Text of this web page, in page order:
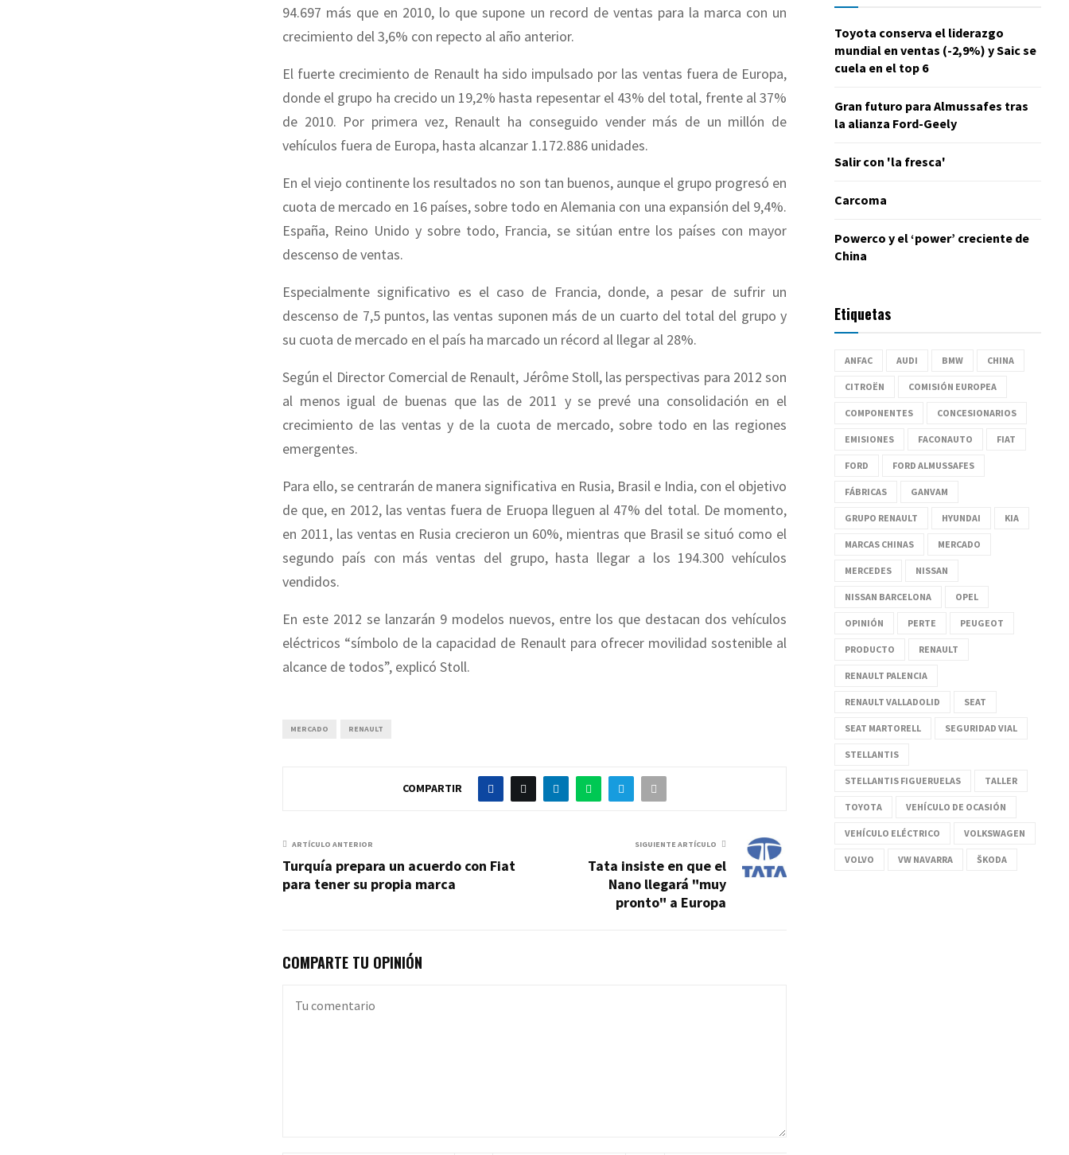
94.697 más que en 2010, lo que supone un record de ventas para la marca con un
crecimiento del 3,6% con repecto al año anterior.
El fuerte crecimiento de Renault ha sido impulsado por las ventas fuera de Europa,
donde el grupo ha crecido un 19,2% hasta repesentar el 43% del total, frente al 37%
de 2010. Por primera vez, Renault ha conseguido vender más de un millón de
vehículos fuera de Europa, hasta alcanzar 1.172.886 unidades.
En el viejo continente los resultados no son tan buenos, aunque el grupo progresó en
cuota de mercado en 16 países, sobre todo en Alemania con una expansión del 9,4%.
España, Reino Unido y sobre todo, Francia, se sitúan entre los países con mayor
descenso de ventas.
Especialmente significativo es el caso de Francia, donde, a pesar de sufrir un
descenso de 7,5 puntos, las ventas suponen más de un cuarto del total del grupo y
su cuota de mercado en el país ha marcado un récord al llegar al 28%.
Según el Director Comercial de Renault, Jérôme Stoll, las perspectivas para 2012 son
al menos igual de buenas que las de 2011 y se prevé una consolidación en el
crecimiento de las ventas y de la cuota de mercado, sobre todo en las regiones
emergentes.
Para ello, se centrarán de manera significativa en Rusia, Brasil e India, con el objetivo
de que, en 2012, las ventas fuera de Eruopa lleguen al 47% del total. De momento,
en 2011, las ventas en Rusia crecieron un 60%, mientras que Brasil se situó como el
segundo país con más ventas del grupo, hasta llegar a los 194.300 vehículos
vendidos.
En este 2012 se lanzarán 9 modelos nuevos, entre los que destacan dos vehículos
eléctricos “símbolo de la capacidad de Renault para ofrecer movilidad sostenible al
alcance de todos”, explicó Stoll.
MERCADO RENAULT
COMPARTIR
ARTÍCULO ANTERIOR
Turquía prepara un acuerdo con Fiat
para tener su propia marca
SIGUIENTE ARTÍCULO
Tata insiste en que el
Nano llegará "muy
pronto" a Europa
COMPARTE TU OPINIÓN
Toyota conserva el liderazgo
mundial en ventas (-2,9%) y Saic se
cuela en el top 6
Gran futuro para Almussafes tras
la alianza Ford-Geely
Salir con 'la fresca'
Carcoma
Powerco y el ‘power’ creciente de
China
Etiquetas
ANFAC AUDI BMW CHINA
CITROËN COMISIÓN EUROPEA
COMPONENTES CONCESIONARIOS
EMISIONES FACONAUTO FIAT
FORD FORD ALMUSSAFES
FÁBRICAS GANVAM
GRUPO RENAULT HYUNDAI KIA
MARCAS CHINAS MERCADO
MERCEDES NISSAN
NISSAN BARCELONA OPEL
OPINIÓN PERTE PEUGEOT
PRODUCTO RENAULT
RENAULT PALENCIA
RENAULT VALLADOLID SEAT
SEAT MARTORELL SEGURIDAD VIAL
STELLANTIS
STELLANTIS FIGUERUELAS TALLER
TOYOTA VEHÍCULO DE OCASIÓN
VEHÍCULO ELÉCTRICO VOLKSWAGEN
VOLVO VW NAVARRA ŠKODA